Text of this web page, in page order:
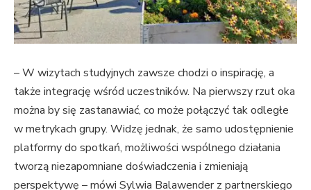
– W wizytach studyjnych zawsze chodzi o inspirację, a
także integrację wśród uczestników. Na pierwszy rzut oka
można by się zastanawiać, co może połączyć tak odległe
w metrykach grupy. Widzę jednak, że samo udostępnienie
platformy do spotkań, możliwości wspólnego działania
tworzą niezapomniane doświadczenia i zmieniają
perspektywę – mówi Sylwia Balawender z partnerskiego